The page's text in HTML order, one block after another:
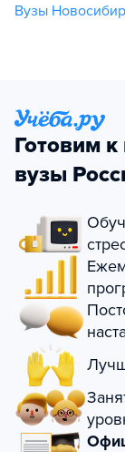
Вузы
Готовим
вузы